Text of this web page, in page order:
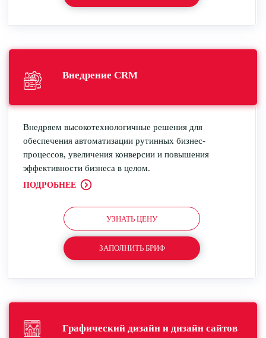
Внедрение CRM
Внедряем высокотехнологичные решения для
обеспечения автоматизации рутинных бизнес-
процессов, увеличения конверсии и повышения
эффективности бизнеса в целом.
ПОДРОБНЕЕ
УЗНАТЬ ЦЕНУ
ЗАПОЛНИТЬ БРИФ
Графический дизайн и дизайн сайтов